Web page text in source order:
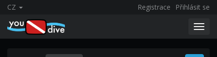
CZ Registrace Přihlásit se